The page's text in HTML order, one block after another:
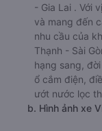
- Gia Lai . Với
và mang đến
nhu cầu của
Thạnh - Sài
hạng sang,
ổ cắm điện,
ướt nước lọc
b. Hình ảnh xe